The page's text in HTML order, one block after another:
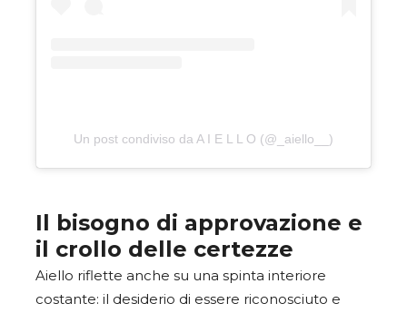
Un post condiviso da A I E L L O (@_aiello__)
Il bisogno di approvazione e
il crollo delle certezze
Aiello riflette anche su una spinta interiore
costante: il desiderio di essere riconosciuto e